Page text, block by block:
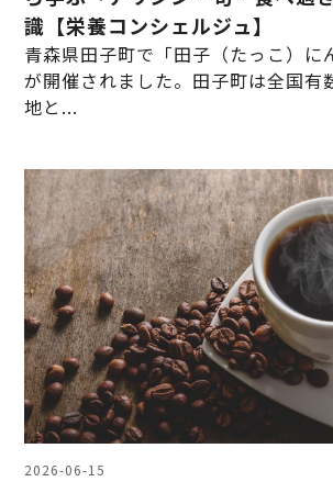
識【栄養コンシェルジュ】
青森県田子町で「田子（たっこ）に
が開催されました。田子町は全国有
地と...
2026-06-15